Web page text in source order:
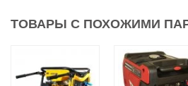
ТОВАРЫ С ПОХОЖИМИ